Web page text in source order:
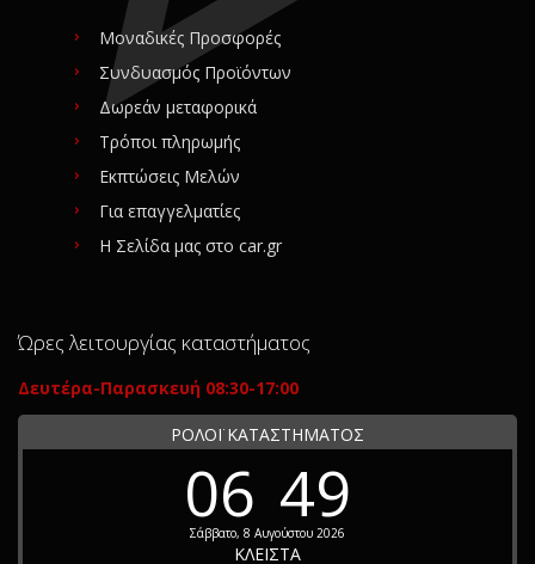
Μοναδικές Προσφορές
Συνδυασμός Προϊόντων
Δωρεάν μεταφορικά
Τρόποι πληρωμής
Εκπτώσεις Μελών
Για επαγγελματίες
Η Σελίδα μας στο car.gr
Ώρες λειτουργίας καταστήματος
Δευτέρα-Παρασκευή 08:30-17:00
ΡΟΛΟΪ ΚΑΤΑΣΤΗΜΑΤΟΣ
06 49
Σάββατο, 8 Αυγούστου 2026
ΚΛΕΙΣΤΑ